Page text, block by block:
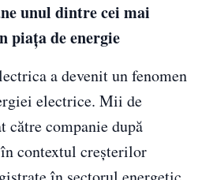
unul dintre cei mai
de energie
a devenit un fenomen
electrice. Mii de
către companie după
contextul creșterilor